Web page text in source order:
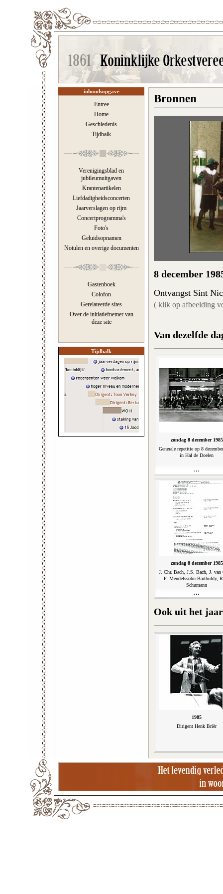
inhoudsopgave
Entree
Home
Geschiedenis
Tijdbalk
Verenigingsblad en
jubileumuitgaven
Krantenartikelen
Liefdadigheidsconcerten
Jaarverslagen op rijm
Concertprogramma's
Foto's
Geluidsopnamen
Notulen en overige documenten
Gastenboek
Colofon
Gerelateerde sites
Over de initiatiefnemer van
deze site
Tijdbalk
Bronnen
8 december
Ontvangst Sint
( klik op afbeelding
Van dezelfde
zondag 8 december 1985
Generale repetitie op 8
in Hal de Doelen
zondag 8 december 1985
J. Chr. Bach, J.S. Bach, J. van
F. Mendelssohn-Bartholdy,
Schumann
Ook uit het
1985
Dirigent Henk Briër